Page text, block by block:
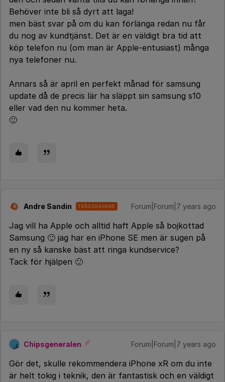
Behöver inte bli så dyrt att laga!
men bäst svar på om du kan förlänga redan nu får
du nog av kundtjänst. Det är en väldigt bra tid att
köp telefon nu (om man är Apple-entusiast) många
nya telefoner nu.
Annars så är april en perfekt månad för samsung
update då de precis lär ha släppt sin samsung s10
eller vad den nu kommer heta.
🙂
A Andre Sandin TRÅDSKAPARE Forum|Forum|7 years ago
Jag vill ha Apple och alltid haft Apple så bojkottad
Samsung 🙂 jag har en iPhone SE men är sugen på
en ny så kanske bäst att ringa kundservice?
Tack för hjälpen 🙂
Chipsgeneralen Forum|Forum|7 years ago
Gör det, skulle rekommendera iPhone xR om du inte
är helt tokig i teknik, den är fantastisk och en väldigt